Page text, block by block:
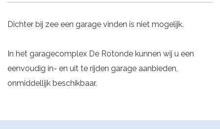
Dichter bij zee een garage vinden is niet mogelijk.
In het garagecomplex De Rotonde kunnen wij u een
eenvoudig in- en uit te rijden garage aanbieden,
onmiddellijk beschikbaar.